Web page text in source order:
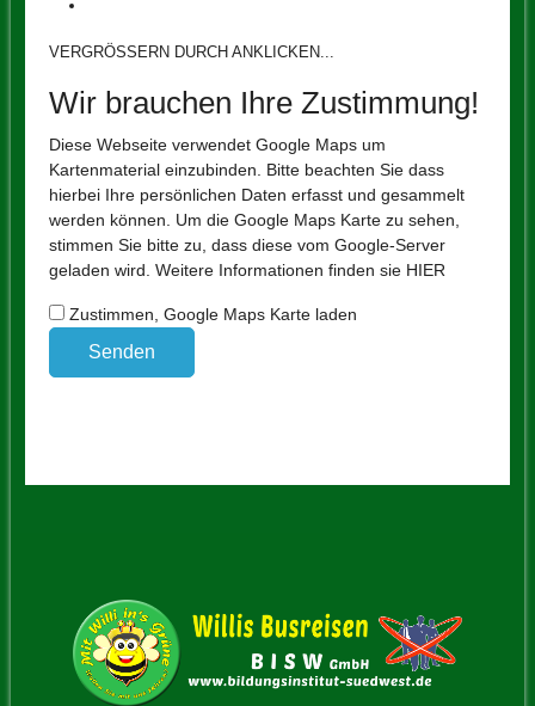
VERGRÖSSERN DURCH ANKLICKEN...
Wir brauchen Ihre Zustimmung!
Diese Webseite verwendet Google Maps um
Kartenmaterial einzubinden. Bitte beachten Sie dass
hierbei Ihre persönlichen Daten erfasst und gesammelt
werden können. Um die Google Maps Karte zu sehen,
stimmen Sie bitte zu, dass diese vom Google-Server
geladen wird. Weitere Informationen finden sie HIER
Zustimmen, Google Maps Karte laden